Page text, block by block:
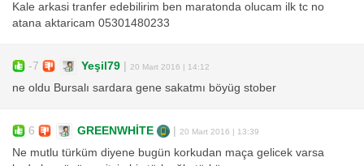
Kale arkasi tranfer edebilirim ben maratonda olucam ilk tc no
atana aktaricam 05301480233
-7 Yeşil79 | 20 Mart 2016 | 14:12
ne oldu Bursalı sardara gene sakatmı böyüg stober
6 GREENWHİTE | 20 Mart 2016 | 13:39
Ne mutlu türküm diyene bugün korkudan maça gelicek varsa